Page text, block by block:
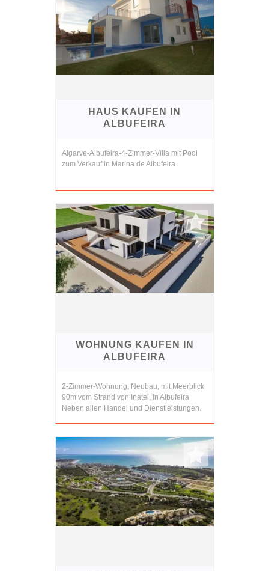
HAUS KAUFEN IN
ALBUFEIRA
Algarve-Albufeira-4-Zimmer-Villa mit Pool
zum Verkauf in Marina de Albufeira
WOHNUNG KAUFEN IN
ALBUFEIRA
2-Zimmer-Wohnung, Neubau, mit Meerblick
90m vom Strand von Inatel, in Albufeira
Neben allen Handel und Dienstleistungen.